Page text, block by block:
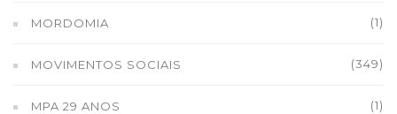
MORDOMIA (1)
MOVIMENTOS SOCIAIS (349)
MPA 29 ANOS (1)